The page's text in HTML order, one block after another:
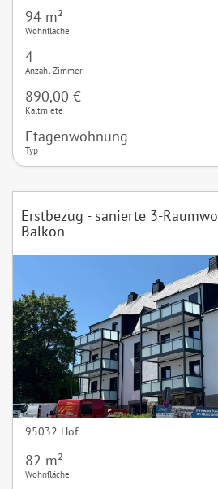
94 m²
Wohnfläche
4
Anzahl Zimmer
890,00 €
Kaltmiete
Etagenwohnung
Typ
Erstbezug - sanierte 3-
Balkon
95032 Hof
82 m²
Wohnfläche